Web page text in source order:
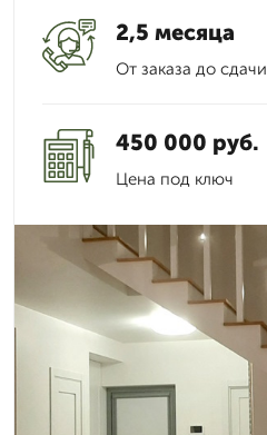
2,5 месяца
От заказа до сдачи
450 000 руб.
Цена под ключ